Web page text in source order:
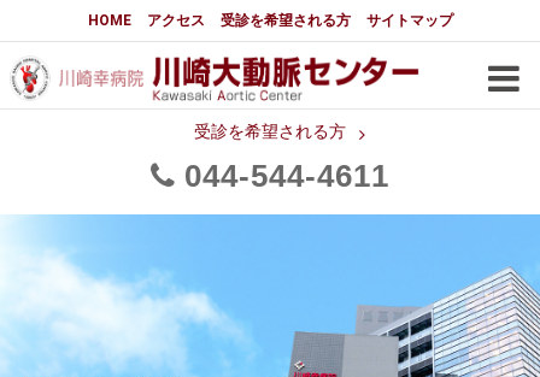
HOME アクセス 受診を希望される方 サイトマップ
受診を希望される方
044 544 4611
大動脈センターについて
はじめに 大動脈センターについて
メディアでの紹介
都道府県別患者マップ 都道府県別紹介病院
大動脈瘤について 基本編
3分でわかる大動脈瘤・大動脈
大動脈瘤